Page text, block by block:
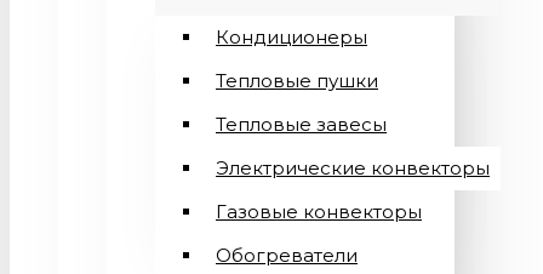
Кондиционеры
Teпловые пушки
Тепловые завесы
Электрические конвекторы
Газовые конвекторы
Обогреватели